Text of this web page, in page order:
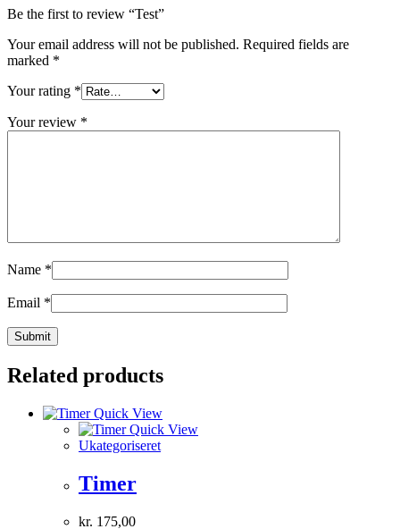
Be the first to review “Test”
Your email address will not be published. Required fields are
marked *
Your rating *
Your review *
Name *
Email *
Related products
Quick View
Quick View
Ukategoriseret
Timer
kr. 175,00